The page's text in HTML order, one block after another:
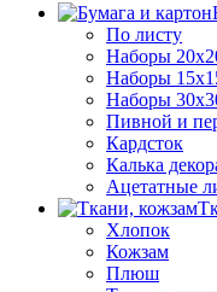
По листу
Наборы
Наборы
Наборы
Пивной и
Кардсток
Калька
Ацетатные
Хлопок
Кожзам
Плюш